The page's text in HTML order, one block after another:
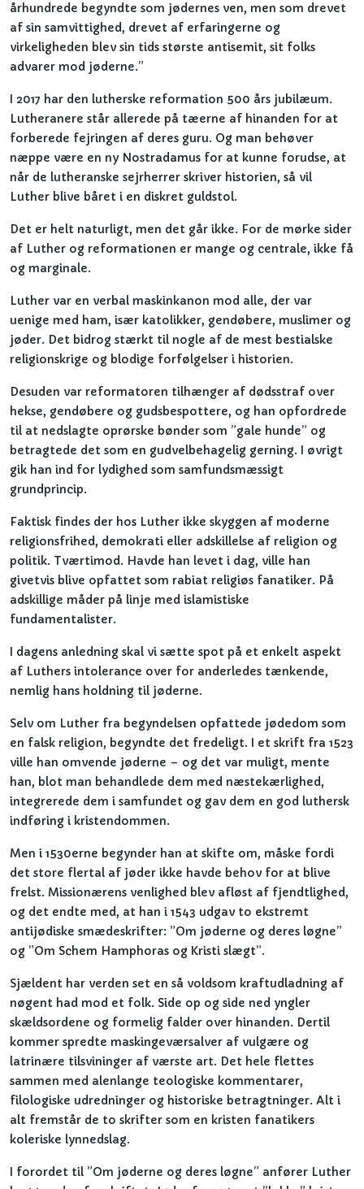
århundrede begyndte som jødernes ven, men som drevet
af sin samvittighed, drevet af erfaringerne og
virkeligheden blev sin tids største antisemit, sit folks
advarer mod jøderne.”
I 2017 har den lutherske reformation 500 års jubilæum.
Lutheranere står allerede på tæerne af hinanden for at
forberede fejringen af deres guru. Og man behøver
næppe være en ny Nostradamus for at kunne forudse, at
når de lutheranske sejrherrer skriver historien, så vil
Luther blive båret i en diskret guldstol.
Det er helt naturligt, men det går ikke. For de mørke sider
af Luther og reformationen er mange og centrale, ikke få
og marginale.
Luther var en verbal maskinkanon mod alle, der var
uenige med ham, især katolikker, gendøbere, muslimer og
jøder. Det bidrog stærkt til nogle af de mest bestialske
religionskrige og blodige forfølgelser i historien.
Desuden var reformatoren tilhænger af dødsstraf over
hekse, gendøbere og gudsbespottere, og han opfordrede
til at nedslagte oprørske bønder som ”gale hunde” og
betragtede det som en gudvelbehagelig gerning. I øvrigt
gik han ind for lydighed som samfundsmæssigt
grundprincip.
Faktisk findes der hos Luther ikke skyggen af moderne
religionsfrihed, demokrati eller adskillelse af religion og
politik. Tværtimod. Havde han levet i dag, ville han
givetvis blive opfattet som rabiat religiøs fanatiker. På
adskillige måder på linje med islamistiske
fundamentalister.
I dagens anledning skal vi sætte spot på et enkelt aspekt
af Luthers intolerance over for anderledes tænkende,
nemlig hans holdning til jøderne.
Selv om Luther fra begyndelsen opfattede jødedom som
en falsk religion, begyndte det fredeligt. I et skrift fra 1523
ville han omvende jøderne – og det var muligt, mente
han, blot man behandlede dem med næstekærlighed,
integrerede dem i samfundet og gav dem en god luthersk
indføring i kristendommen.
Men i 1530erne begynder han at skifte om, måske fordi
det store flertal af jøder ikke havde behov for at blive
frelst. Missionærens venlighed blev afløst af fjendtlighed,
og det endte med, at han i 1543 udgav to ekstremt
antijødiske smædeskrifter: ”Om jøderne og deres løgne”
og ”Om Schem Hamphoras og Kristi slægt”.
Sjældent har verden set en så voldsom kraftudladning af
nøgent had mod et folk. Side op og side ned yngler
skældsordene og formelig falder over hinanden. Dertil
kommer spredte maskingeværsalver af vulgære og
latrinære tilsvininger af værste art. Det hele flettes
sammen med alenlange teologiske kommentarer,
filologiske udredninger og historiske betragtninger. Alt i
alt fremstår de to skrifter som en kristen fanatikers
koleriske lynnedslag.
I forordet til ”Om jøderne og deres løgne” anfører Luther